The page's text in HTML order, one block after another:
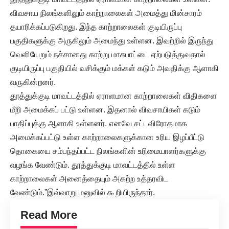
விவசாய நிலங்களிலும் காற்றாலைகள் அமைத்து மின்சாரம்
தயாரிக்கப்படுகிறது. இந்த காற்றாலைகள் குடியிருப்பு
பகுதிகளுக்கு அருகிலும் அமைந்து உள்ளன. இவற்றில் இருந்து
வெளியேறும் நச்சானது காற்று மாசுபாட்டை ஏற்படுத்துவதால்
குடியிருப்பு பகுதியில் வசிக்கும் மக்கள் கடும் அவதிக்கு ஆளாகி
வருகின்றனர்.
தூத்துக்குடி மாவட்டத்தில் ஏராளமான காற்றாலைகள் விதிகளை
மீறி அமைக்கப் பட்டு உள்ளன. இதனால் விவசாயிகள் கடும்
பாதிப்புக்கு ஆளாகி உள்ளனர். எனவே சட்டவிரோதமாக
அமைக்கப்பட்டு உள்ள காற்றாலைகளுக்கான உரிய இழப்பீட்டு
தொகையை சம்பந்தப்பட்ட நிலங்களின் உரிமையாளர்களுக்கு
வழங்க வேண்டும். தூத்துக்குடி மாவட்டத்தில் உள்ள
காற்றாலைகள் அனைத்தையும் அகற்ற உத்தரவிட
வேண்டும்.”இவ்வாறு மனுவில் கூறியிருந்தார்.
Read More